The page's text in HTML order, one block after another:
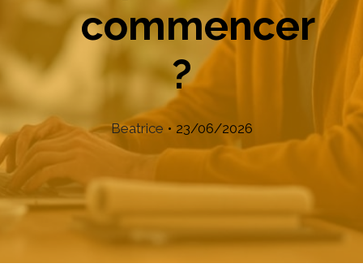
commencer
?
Beatrice • 23/06/2026